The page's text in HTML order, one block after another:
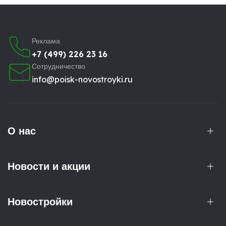
Реклама
+7 (499) 226 23 16
Сотрудничество
info@poisk-novostroyki.ru
О нас
Новости и акции
Новостройки